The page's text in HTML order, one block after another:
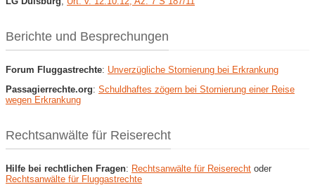
Berichte und Besprechungen
Forum Fluggastrechte: Unverzügliche Stornierung bei Erkrankung
Passagierrechte.org: Schuldhaftes zögern bei Stornierung einer Reise
wegen Erkrankung
Rechtsanwälte für Reiserecht
Hilfe bei rechtlichen Fragen: Rechtsanwälte für Reiserecht oder
Rechtsanwälte für Fluggastrechte